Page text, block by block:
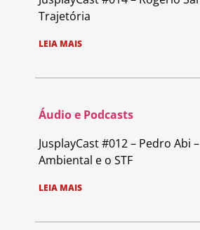
Trajetória
LEIA MAIS
Áudio e Podcasts
JusplayCast #012 – Pedro Abi
Ambiental e o STF
LEIA MAIS